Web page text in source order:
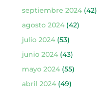
septiembre 2024(42)
agosto 2024(42)
julio 2024(53)
junio 2024(43)
mayo 2024(55)
abril 2024(49)